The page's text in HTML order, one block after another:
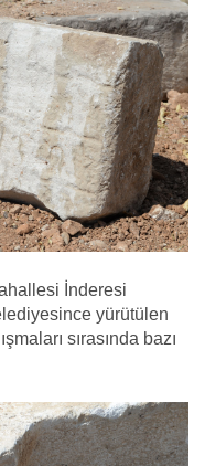
İnderesi
yürütülen
sırasında bazı